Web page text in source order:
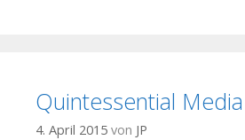
Quintessential
4. April 2015 von JP